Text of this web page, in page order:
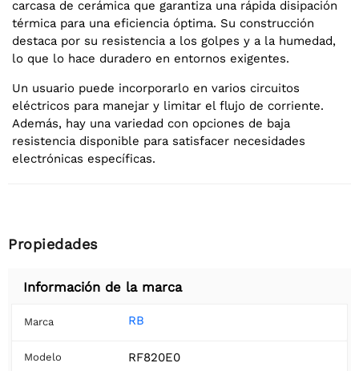
carcasa de cerámica que garantiza una rápida disipación
térmica para una eficiencia óptima. Su construcción
destaca por su resistencia a los golpes y a la humedad,
lo que lo hace duradero en entornos exigentes.
Un usuario puede incorporarlo en varios circuitos
eléctricos para manejar y limitar el flujo de corriente.
Además, hay una variedad con opciones de baja
resistencia disponible para satisfacer necesidades
electrónicas específicas.
Propiedades
Información de la marca
Marca RB
Modelo RF820E0